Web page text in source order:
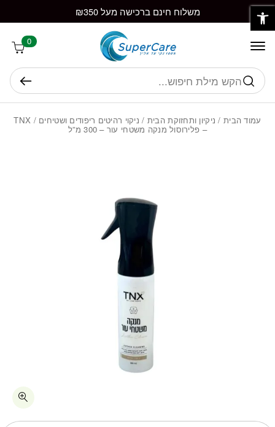
Skip to Content משלוח חינם ברכישה מעל ₪350
0
חיפוש
עמוד הבית / ניקיון ותחזוקת הבית / ניקוי רהיטים ריפודים ושטיחים / TNX
– פלירוסול מנקה משטחי עור – 300 מ”ל
בחזרה למעלה
פתח סרגל נגישות